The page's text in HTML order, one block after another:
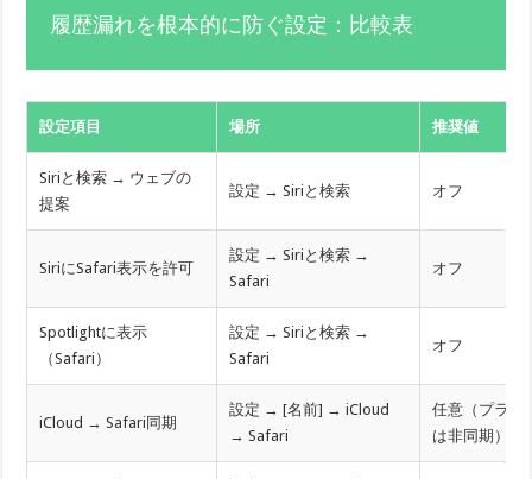
履歴漏れを根本的に防ぐ設定：比較表
設定項目 場所 推奨値
Siriと検索 → ウェブの
提案
設定 → Siriと検索 オフ
SiriにSafari表示を許可
設定 → Siriと検索 →
Safari
オフ
Spotlightに表示
（Safari）
設定 → Siriと検索 →
Safari
オフ
iCloud → Safari同期
設定 → [名前] → iCloud
→ Safari
任意（プライ
は非同期）